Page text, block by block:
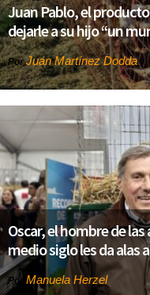
Juan Pablo, el
dejarle a su hijo “un
PorJuan Martínez Dodda
Oscar, el hombre de
medio siglo les da alas
Por Manuela Herzel